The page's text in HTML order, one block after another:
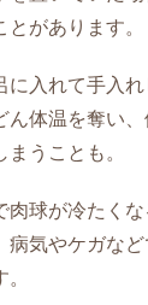
があります。
に入れて手入
ん体温を奪い
うことも。
肉球が冷たく
病気やケガな